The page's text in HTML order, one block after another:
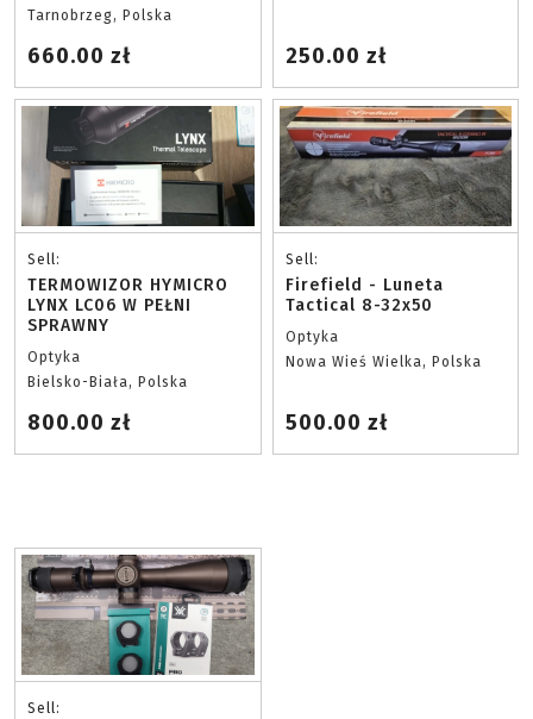
Tarnobrzeg, Polska
660.00 zł 250.00 zł
Sell:
TERMOWIZOR HYMICRO
LYNX LC06 W PEŁNI
SPRAWNY
Optyka
Bielsko-Biała, Polska
800.00 zł
Sell:
Firefield - Luneta
Tactical 8-32x50
Optyka
Nowa Wieś Wielka, Polska
500.00 zł
Sell: